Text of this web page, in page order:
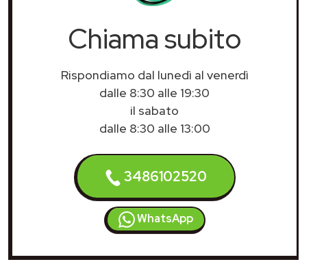
Chiama subito
Rispondiamo dal lunedì al venerdì
dalle 8:30 alle 19:30
il sabato
dalle 8:30 alle 13:00
3486102520
WhatsApp